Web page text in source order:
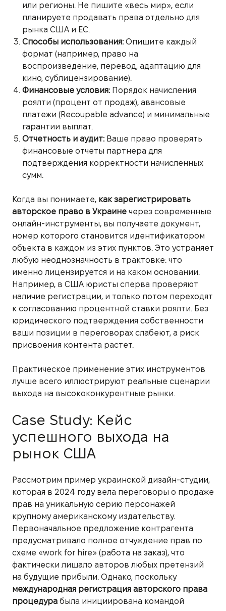
или регионы. Не пишите «весь мир», если
планируете продавать права отдельно для
рынка США и ЕС.
Способы использования:Опишите каждый
формат (например, право на
воспроизведение, перевод, адаптацию для
кино, сублицензирование).
Финансовые условия:Порядок начисления
роялти (процент от продаж), авансовые
платежи (Recoupable advance) и минимальные
гарантии выплат.
Отчетность и аудит:Ваше право проверять
финансовые отчеты партнера для
подтверждения корректности начисленных
сумм.
Когда вы понимаете, как зарегистрировать
авторское право в Украине через современные
онлайн-инструменты, вы получаете документ,
номер которого становится идентификатором
объекта в каждом из этих пунктов. Это устраняет
любую неоднозначность в трактовке: что
именно лицензируется и на каком основании.
Например, в США юристы сперва проверяют
наличие регистрации, и только потом переходят
к согласованию процентной ставки роялти. Без
юридического подтверждения собственности
ваши позиции в переговорах слабеют, а риск
присвоения контента растет.
Практическое применение этих инструментов
лучше всего иллюстрируют реальные сценарии
выхода на высококонкурентные рынки.
Case Study: Кейс
успешного выхода на
рынок США
Рассмотрим пример украинской дизайн-студии,
которая в 2024 году вела переговоры о продаже
прав на уникальную серию персонажей
крупному американскому издательству.
Первоначальное предложение контрагента
предусматривало полное отчуждение прав по
схеме «work for hire» (работа на заказ), что
фактически лишало авторов любых претензий
на будущие прибыли. Однако, поскольку
международная регистрация авторского права
процедура была инициирована командой